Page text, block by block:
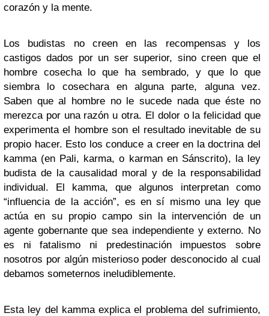
corazón y la mente.
Los budistas no creen en las recompensas y los
castigos dados por un ser superior, sino creen que el
hombre cosecha lo que ha sembrado, y que lo que
siembra lo cosechara en alguna parte, alguna vez.
Saben que al hombre no le sucede nada que éste no
merezca por una razón u otra. El dolor o la felicidad que
experimenta el hombre son el resultado inevitable de su
propio hacer. Esto los conduce a creer en la doctrina del
kamma (en Pali, karma, o karman en Sánscrito), la ley
budista de la causalidad moral y de la responsabilidad
individual. El kamma, que algunos interpretan como
“influencia de la acción”, es en sí mismo una ley que
actúa en su propio campo sin la intervención de un
agente gobernante que sea independiente y externo. No
es ni fatalismo ni predestinación impuestos sobre
nosotros por algún misterioso poder desconocido al cual
debamos someternos ineludiblemente.
Esta ley del kamma explica el problema del sufrimiento,